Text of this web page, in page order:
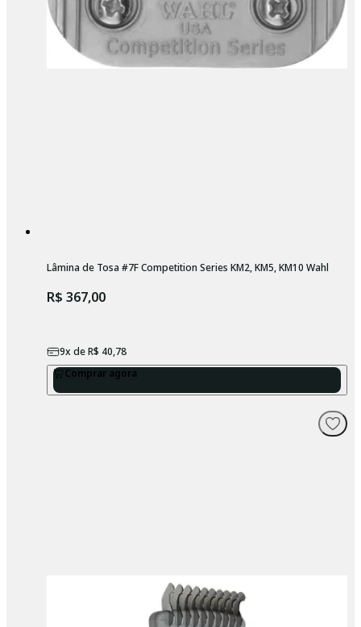
Lâmina de Tosa #7F Competition Series KM2, KM5, KM10 Wahl
R$ 367,00
9x deR$ 40,78
Comprar agora